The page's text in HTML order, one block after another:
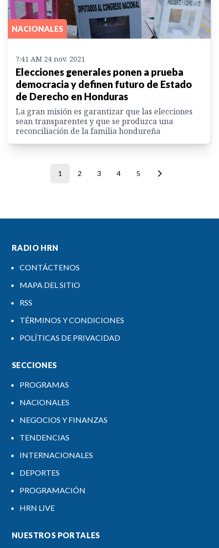
NACIONALES
7:41 AM 24 nov. 2021
Elecciones generales ponen a prueba
democracia y definen futuro de Estado
de Derecho en Honduras
La gran misión es garantizar que las elecciones
sean transparentes y que se produzca una
reconciliación de la familia hondureña
1 2 3 4 5
RADIO HRN
CONTÁCTENOS
MAPA DEL SITIO
RSS
TÉRMINOS Y CONDICIONES
POLÍTICAS DE PRIVACIDAD
SECCIONES
PROGRAMAS
NACIONALES
NEGOCIOS Y FINANZAS
TENDENCIAS
INTERNACIONALES
DEPORTES
PROGRAMACIÓN
HRN LIVE
NUESTROS PORTALES